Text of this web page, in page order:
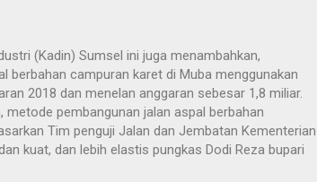
(Kadin) Sumsel ini juga menambahkan,
berbahan campuran karet di Muba menggunakan
2018 dan menelan anggaran sebesar 1,8 miliar.
metode pembangunan jalan aspal berbahan
Tim penguji Jalan dan Jembatan Kementerian
kuat, dan lebih elastis pungkas Dodi Reza bupari